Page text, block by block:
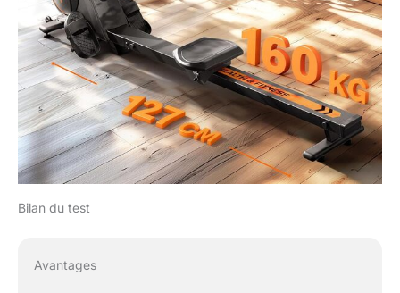
Bilan du test
Avantages